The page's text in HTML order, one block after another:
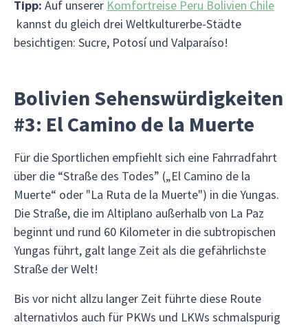
Tipp: Auf unserer Komfortreise Peru Bolivien Chile
kannst du gleich drei Weltkulturerbe-Städte
besichtigen: Sucre, Potosí und Valparaíso!
Bolivien Sehenswürdigkeiten
#3: El Camino de la Muerte
Für die Sportlichen empfiehlt sich eine Fahrradfahrt
über die “Straße des Todes” („El Camino de la
Muerte“ oder "La Ruta de la Muerte") in die Yungas.
Die Straße, die im Altiplano außerhalb von La Paz
beginnt und rund 60 Kilometer in die subtropischen
Yungas führt, galt lange Zeit als die gefährlichste
Straße der Welt!
Bis vor nicht allzu langer Zeit führte diese Route
alternativlos auch für PKWs und LKWs schmalspurig